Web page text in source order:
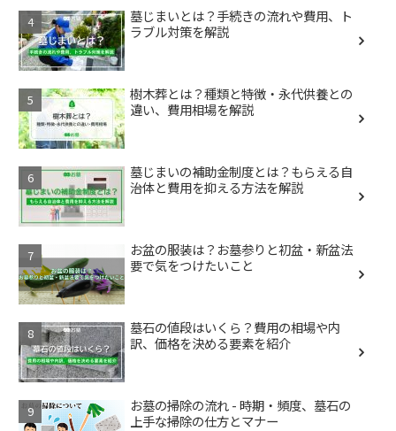
墓じまいとは？手続きの流れや費用、ト
ラブル対策を解説
樹木葬とは？種類と特徴・永代供養との
違い、費用相場を解説
墓じまいの補助金制度とは？もらえる自
治体と費用を抑える方法を解説
お盆の服装は？お墓参りと初盆・新盆法
要で気をつけたいこと
墓石の値段はいくら？費用の相場や内
訳、価格を決める要素を紹介
お墓の掃除の流れ - 時期・頻度、墓石の
上手な掃除の仕方とマナー